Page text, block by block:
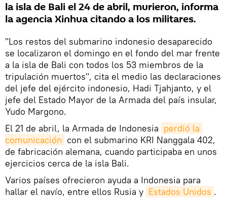
la isla de Bali el 24 de abril, murieron, informa
la agencia Xinhua citando a los militares.
"Los restos del submarino indonesio desaparecido
se localizaron el domingo en el fondo del mar frente
a la isla de Bali con todos los 53 miembros de la
tripulación muertos", cita el medio las declaraciones
del jefe del ejército indonesio, Hadi Tjahjanto, y el
jefe del Estado Mayor de la Armada del país insular,
Yudo Margono.
El 21 de abril, la Armada de Indonesia perdió la
comunicación con el submarino KRI Nanggala 402,
de fabricación alemana, cuando participaba en unos
ejercicios cerca de la isla Bali.
Varios países ofrecieron ayuda a Indonesia para
hallar el navío, entre ellos Rusia y Estados Unidos .